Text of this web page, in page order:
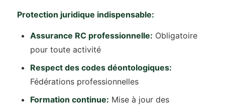
Protection juridique indispensable:
Assurance RC professionnelle: Obligatoire
pour toute activité
Respect des codes déontologiques:
Fédérations professionnelles
Formation continue: Mise à jour des